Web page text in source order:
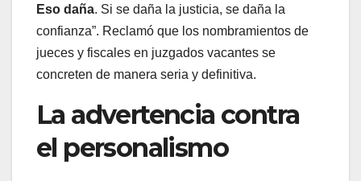
Eso daña. Si se daña la justicia, se daña la
confianza”. Reclamó que los nombramientos de
jueces y fiscales en juzgados vacantes se
concreten de manera seria y definitiva.
La advertencia contra
el personalismo